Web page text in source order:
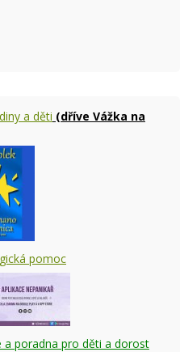
a děti (dříve Vážka na
pomoc
a poradna pro děti a dorost